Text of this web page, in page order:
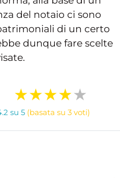
del notaio ci sono
di un certo
dunque fare scelte
su 5 (basata su 3 voti)